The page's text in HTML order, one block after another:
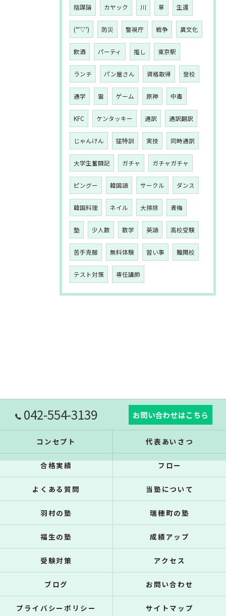
陰謀論 カヤック 川 草 生還
(*'▽') 防災 警視庁 戦争 異文化
飲酒 パーティ 推し 東京駅
ランチ パン屋さん 資格取得 登校
通学 雷 ゲーム 原神 中毒
KFC ケンタッキー 通訳 通訳翻訳
じゃんけん 猛特訓 実技 同時通訳
大学生奮闘記 ガチャ ガチャガチャ
ピングー 韓国語 サークル ダンス
韓国料理 ネイル 大掃除 青梅
塾 少人数 数学 英語 高校受験
苦手克服 無料体験 習い事 難関校
テスト対策 専任講師
042-554-3139 お問い合わせはこちら
コンセプト 代表あいさつ
合格実績 フロー
よくある質問 当塾について
羽村の塾 瑞穂町の塾
福生の塾 成績アップ
受験対策 アクセス
ブログ お問い合わせ
プライバシーポリシー サイトマップ